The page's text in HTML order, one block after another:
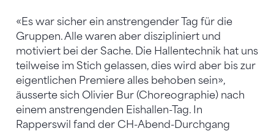
«Es war sicher ein anstrengender Tag für die
Gruppen. Alle waren aber diszipliniert und
motiviert bei der Sache. Die Hallentechnik hat uns
teilweise im Stich gelassen, dies wird aber bis zur
eigentlichen Premiere alles behoben sein»,
äusserte sich Olivier Bur (Choreographie) nach
einem anstrengenden Eishallen-Tag. In
Rapperswil fand der CH-Abend-Durchgang